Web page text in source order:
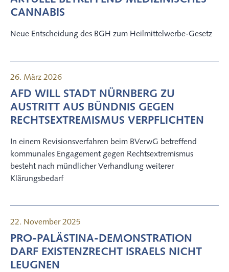
CANNABIS
Neue Entscheidung des BGH zum Heilmittelwerbe-Gesetz
26. März 2026
AFD WILL STADT NÜRNBERG ZU
AUSTRITT AUS BÜNDNIS GEGEN
RECHTSEXTREMISMUS VERPFLICHTEN
In einem Revisionsverfahren beim BVerwG betreffend
kommunales Engagement gegen Rechtsextremismus
besteht nach mündlicher Verhandlung weiterer
Klärungsbedarf
22. November 2025
PRO-PALÄSTINA-DEMONSTRATION
DARF EXISTENZRECHT ISRAELS NICHT
LEUGNEN